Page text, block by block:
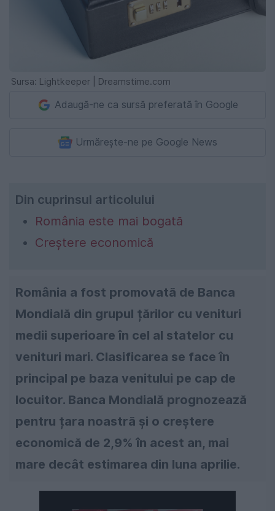
Sursa: Lightkeeper | Dreamstime.com
Adaugă-ne ca sursă preferată în Google
Urmărește-ne pe Google News
Din cuprinsul articolului
România este mai bogată
Creștere economică
România a fost promovată de Banca
Mondială din grupul țărilor cu venituri
medii superioare în cel al statelor cu
venituri mari. Clasificarea se face în
principal pe baza venitului pe cap de
locuitor. Banca Mondială prognozează
pentru țara noastră și o creștere
economică de 2,9% în acest an, mai
mare decât estimarea din luna aprilie.